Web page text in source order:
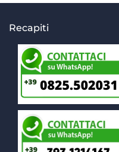
Recapiti